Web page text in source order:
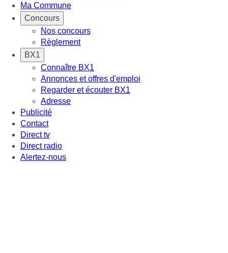
Ma Commune
Concours
Nos concours
Règlement
BX1
Connaître BX1
Annonces et offres d'emploi
Regarder et écouter BX1
Adresse
Publicité
Contact
Direct tv
Direct radio
Alertez-nous